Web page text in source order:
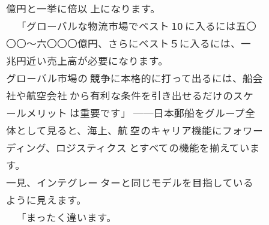
億円と一挙に倍以 上になります。
「グローバルな物流市場でベスト 10 に入るには五〇
〇〇〜六〇〇〇億円、さらにベスト５に入るには、一
兆円近い売上高が必要になります。
グローバル市場の 競争に本格的に打って出るには、船会
社や航空会社 から有利な条件を引き出せるだけのスケ
ールメリット は重要です」 ──日本郵船をグループ全
体として見ると、海上、航 空のキャリア機能にフォワー
ディング、ロジスティクス とすべての機能を揃えていま
す。
一見、インテグレー ターと同じモデルを目指している
ように見えます。
「まったく違います。